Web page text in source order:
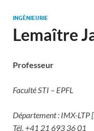
INGÉNIEURIE
Lemaître
Professeur
Faculté STI – EPFL
Département : IMX-LTP [
Tél. +41 21 693 36 01